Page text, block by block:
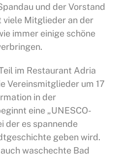
und der Vorstand
Mitglieder an der
immer einige schöne
im Restaurant Adria
Vereinsmitglieder um 17
in der
eine „UNESCO-
der es spannende
geben wird.
waschechte Bad